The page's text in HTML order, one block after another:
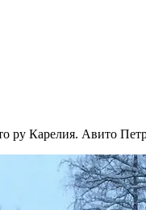
Карелия. Авито